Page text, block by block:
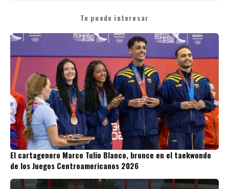
Te puede interesar
El cartagenero Marco Tulio Blanco, bronce en el taekwondo
de los Juegos Centroamericanos 2026